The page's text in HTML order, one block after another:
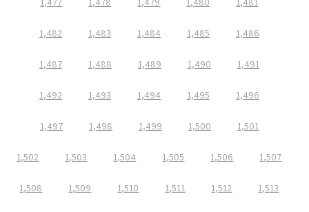
1,482 1,483 1,484 1,485 1,486
1,487 1,488 1,489 1,490 1,491
1,492 1,493 1,494 1,495 1,496
1,497 1,498 1,499 1,500 1,501
1,502 1,503 1,504 1,505 1,506 1,507
1,508 1,509 1,510 1,511 1,512 1,513